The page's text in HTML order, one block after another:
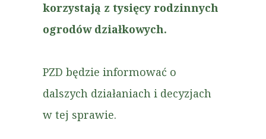
korzystają z tysięcy rodzinnych
ogrodów działkowych.
PZD będzie informować o
dalszych działaniach i decyzjach
w tej sprawie.